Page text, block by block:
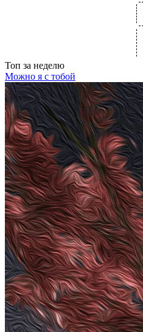
Топ за неделю
Можно я с тобой